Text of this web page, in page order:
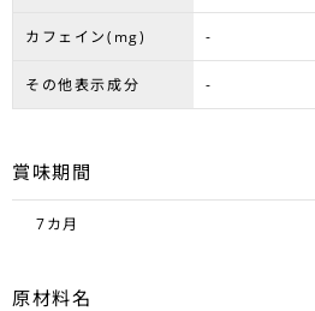
カフェイン(mg) -
その他表示成分 -
賞味期間
7カ月
原材料名